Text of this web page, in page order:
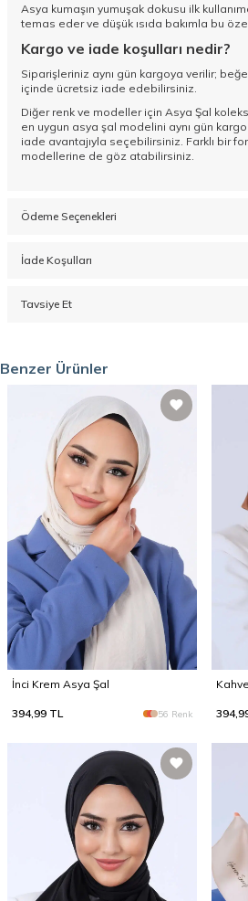
Asya kumaşın yumuşak dokusu ilk
temas eder ve düşük ısıda bakımla bu
Kargo ve iade koşulları nedir?
Siparişleriniz aynı gün kargoya verilir;
içinde ücretsiz iade edebilirsiniz.
Diğer renk ve modeller için Asya Şal
en uygun asya şal modelini aynı gün
iade avantajıyla seçebilirsiniz. Farklı bir
modellerine de göz atabilirsiniz.
Ödeme Seçenekleri
İade Koşulları
Tavsiye Et
Benzer Ürünler
İnci Krem Asya Şal
394,99 TL 56 Renk